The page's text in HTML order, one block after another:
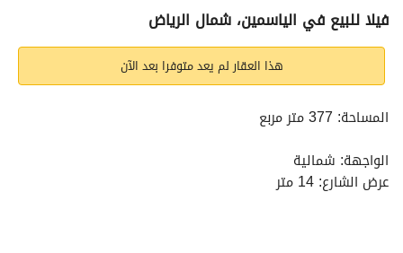
التفاصيل معلومات ترخيص الإعلان
فيلا للبيع في الياسمين، شمال الرياض
هذا العقار لم يعد متوفرا بعد الآن
المساحة: 377 متر مربع
الواجهة: شمالية
عرض الشارع: 14 متر